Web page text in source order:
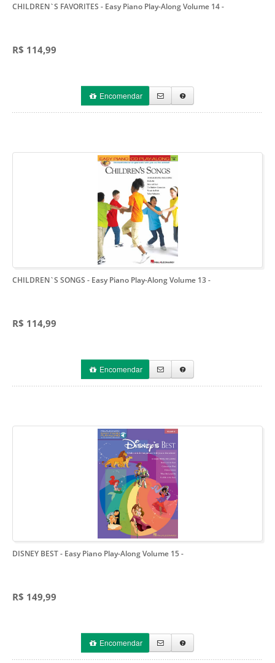
CHILDREN`S FAVORITES - Easy Piano Play-Along Volume 14-
R$ 114,99
Encomendar
CHILDREN`S SONGS - Easy Piano Play-Along Volume 13-
R$ 114,99
Encomendar
DISNEY BEST - Easy Piano Play-Along Volume 15-
R$ 149,99
Encomendar